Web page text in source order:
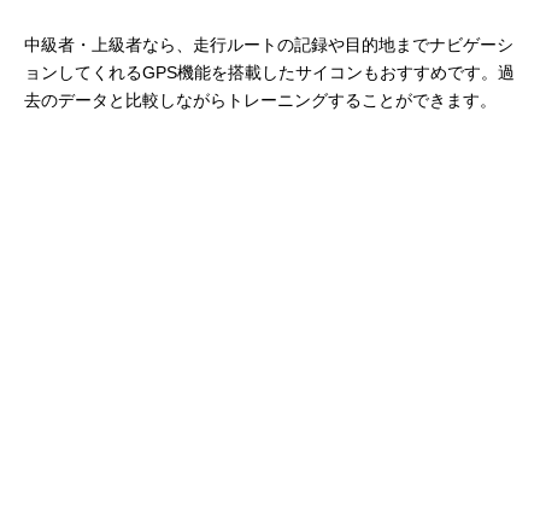
中級者・上級者なら、走行ルートの記録や目的地までナビゲーシ
ョンしてくれるGPS機能を搭載したサイコンもおすすめです。過
去のデータと比較しながらトレーニングすることができます。